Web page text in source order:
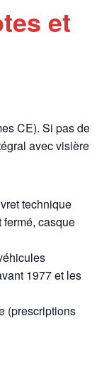
et
CE). Si pas de
avec visière
technique
casque
1977 et les
(prescriptions